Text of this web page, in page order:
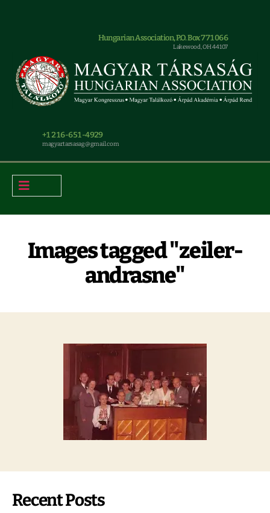
Hungarian Association, P.O. Box 771066
Lakewood, OH 44107
+1 216-651-4929
magyar.tarsasag@gmail.com
Images tagged "zeiler-
andrasne"
Recent Posts